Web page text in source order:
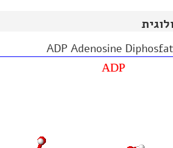
ADP Adenosine